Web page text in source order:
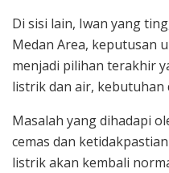
Di sisi lain, Iwan yang
Medan Area, keputusan
menjadi pilihan terakhir
listrik dan air, kebutuhan
Masalah yang dihadapi
cemas dan
listrik akan kembali